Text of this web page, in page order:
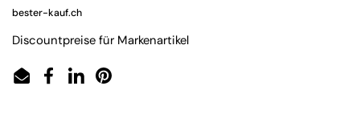
bester-kauf.ch
Discountpreise für Markenartikel
EmailFacebook
LinkedInPinterest